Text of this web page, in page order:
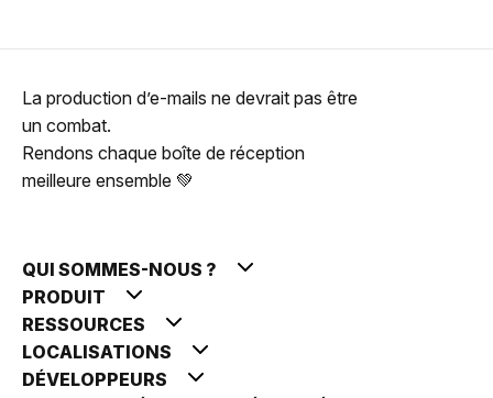
La production d’e-mails ne devrait pas être
un combat.
Rendons chaque boîte de réception
meilleure ensemble 💚
QUI SOMMES-NOUS ?
PRODUIT
RESSOURCES
LOCALISATIONS
DÉVELOPPEURS